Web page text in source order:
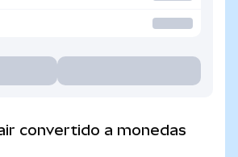
convertido a monedas